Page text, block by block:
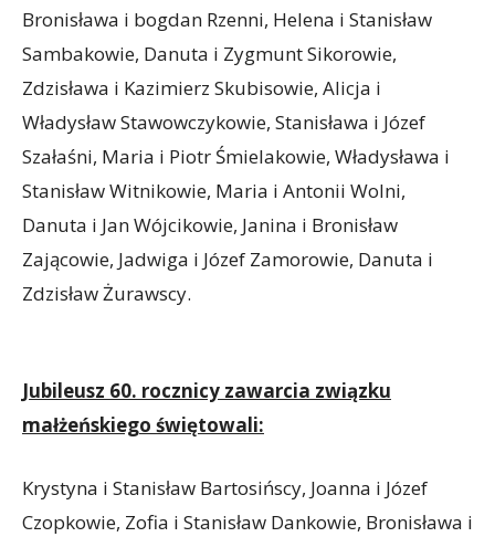
Bronisława i bogdan Rzenni, Helena i Stanisław
Sambakowie, Danuta i Zygmunt Sikorowie,
Zdzisława i Kazimierz Skubisowie, Alicja i
Władysław Stawowczykowie, Stanisława i Józef
Szałaśni, Maria i Piotr Śmielakowie, Władysława i
Stanisław Witnikowie, Maria i Antonii Wolni,
Danuta i Jan Wójcikowie, Janina i Bronisław
Zającowie, Jadwiga i Józef Zamorowie, Danuta i
Zdzisław Żurawscy.
Jubileusz 60. rocznicy zawarcia związku
małżeńskiego świętowali:
Krystyna i Stanisław Bartosińscy, Joanna i Józef
Czopkowie, Zofia i Stanisław Dankowie, Bronisława i